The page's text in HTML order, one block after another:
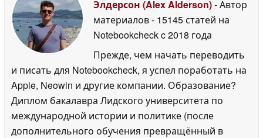
Элдерсон (Alex Alderson)- Автор
материалов- 15145 статей на
Notebookcheckc 2018 года
Прежде, чем начать переводить
и писать для Notebookcheck, я успел поработать на
Apple, Neowin и другие компании. Образование?
Диплом бакалавра Лидского университета по
международной истории и политике (после
дополнительного обучения превращённый в